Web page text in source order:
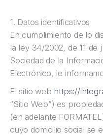
1. Datos identificativos
En cumplimiento de lo
la ley 34/2002, de 11 de
Sociedad de la
Electrónico, le
El sitio web https://
“Sitio Web”) es
(en adelante
cuyo domicilio social se